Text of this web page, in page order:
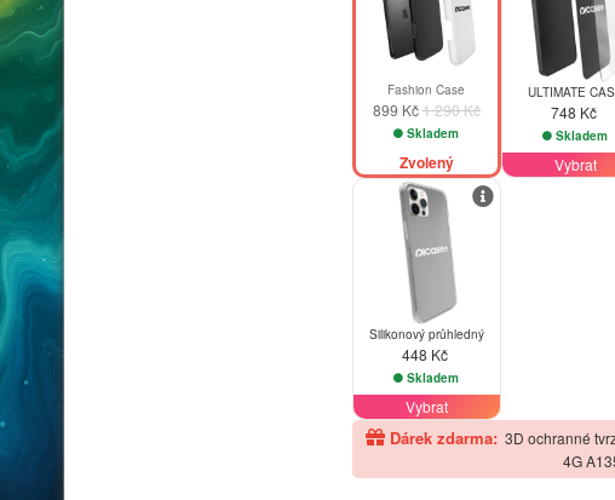
Fashion Case
899 Kč1 290 Kč
Skladem
Zvolený
ULTIMATE
748 Kč
Skladem
Vybrat
Silikonový průhledný
448 Kč
Skladem
Vybrat
Dárek zdarma: 3D ochranné
4G